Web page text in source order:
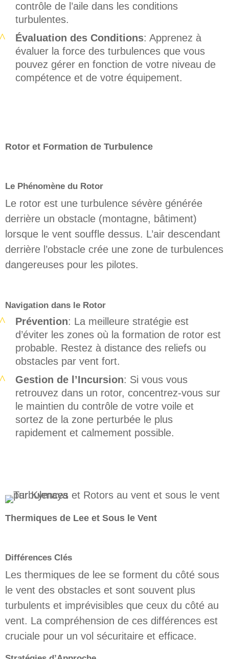
contrôle de l’aile dans les conditions
turbulentes.
Évaluation des Conditions: Apprenez à
évaluer la force des turbulences que vous
pouvez gérer en fonction de votre niveau de
compétence et de votre équipement.
Rotor et Formation de Turbulence
Le Phénomène du Rotor
Le rotor est une turbulence sévère générée
derrière un obstacle (montagne, bâtiment)
lorsque le vent souffle dessus. L’air descendant
derrière l’obstacle crée une zone de turbulences
dangereuses pour les pilotes.
Navigation dans le Rotor
Prévention: La meilleure stratégie est
d’éviter les zones où la formation de rotor est
probable. Restez à distance des reliefs ou
obstacles par vent fort.
Gestion de l’Incursion: Si vous vous
retrouvez dans un rotor, concentrez-vous sur
le maintien du contrôle de votre voile et
sortez de la zone perturbée le plus
rapidement et calmement possible.
Thermiques de Lee et Sous le Vent
Différences Clés
Les thermiques de lee se forment du côté sous
le vent des obstacles et sont souvent plus
turbulents et imprévisibles que ceux du côté au
vent. La compréhension de ces différences est
cruciale pour un vol sécuritaire et efficace.